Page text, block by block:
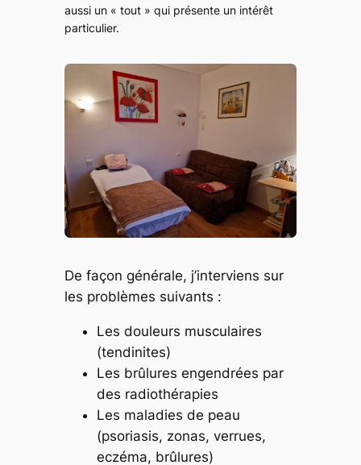
aussi un « tout » qui présente un intérêt
particulier.
De façon générale, j’interviens sur
les problèmes suivants :
Les douleurs musculaires
(tendinites)
Les brûlures engendrées par
des radiothérapies
Les maladies de peau
(psoriasis, zonas, verrues,
eczéma, brûlures)